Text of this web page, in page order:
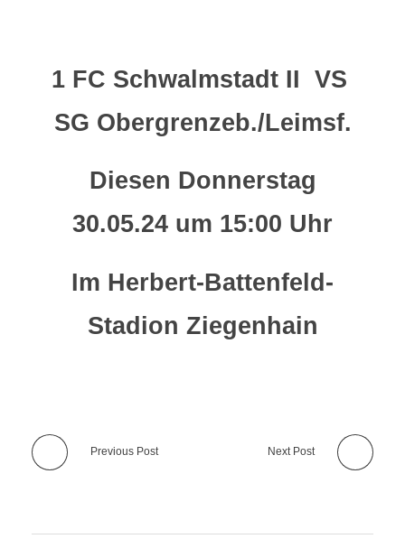
1 FC Schwalmstadt II VS
SG Obergrenzeb./Leimsf.
Diesen Donnerstag
30.05.24 um 15:00 Uhr
Im Herbert-Battenfeld-
Stadion Ziegenhain
Previous Post Next Post